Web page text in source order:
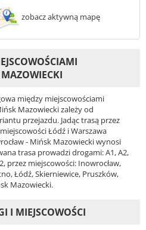
zobacz aktywną mapę
między miejscowościami
Mazowiecki zależy od
przejazdu. Jadąc trasą przez
Łódź i Warszawa
- Mińsk Mazowiecki wynosi
trasa prowadzi drogami: A1, A2,
przez miejscowości: Inowrocław,
Łódź, Skierniewice, Pruszków,
Mazowiecki.
I MIEJSCOWOŚCI